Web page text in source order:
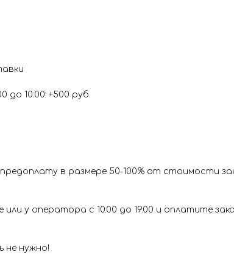
до 10:00: +500 руб.
в размере 50-100% от стоимости
у оператора с 10.00 до 19.00 и оплатите
не нужно!